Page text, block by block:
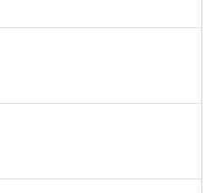
định được giá trị thiết thực
giá trị thiết thực ở đây là